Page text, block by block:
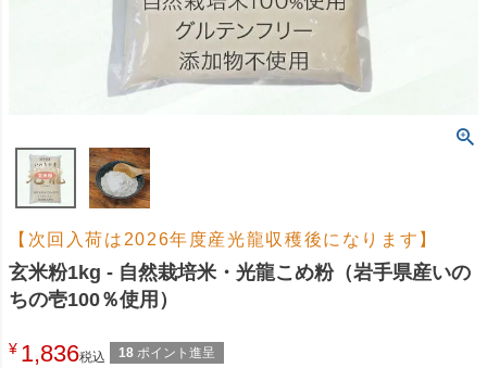
【次回入荷は2026年度産光龍収穫後になります】
玄米粉1kg - 自然栽培米・光龍こめ粉（岩手県産いの
ちの壱100％使用）
¥ 1,836税込 18 ポイント進呈